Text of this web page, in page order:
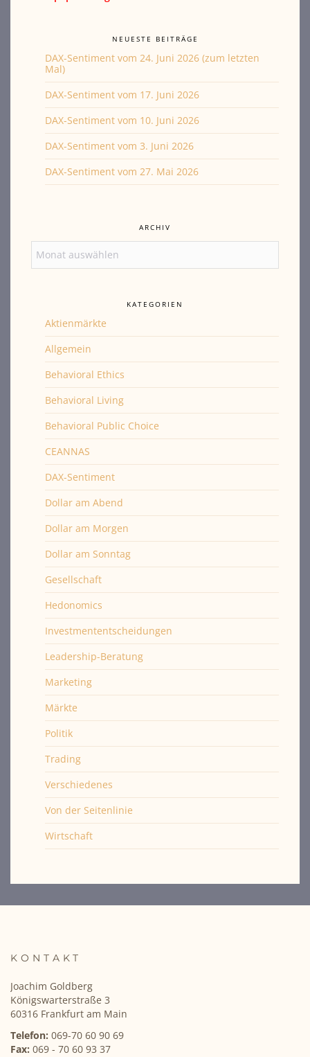
NEUESTE BEITRÄGE
DAX-Sentiment vom 24. Juni 2026 (zum letzten
Mal)
DAX-Sentiment vom 17. Juni 2026
DAX-Sentiment vom 10. Juni 2026
DAX-Sentiment vom 3. Juni 2026
DAX-Sentiment vom 27. Mai 2026
ARCHIV
KATEGORIEN
Aktienmärkte
Allgemein
Behavioral Ethics
Behavioral Living
Behavioral Public Choice
CEANNAS
DAX-Sentiment
Dollar am Abend
Dollar am Morgen
Dollar am Sonntag
Gesellschaft
Hedonomics
Investmententscheidungen
Leadership-Beratung
Marketing
Märkte
Politik
Trading
Verschiedenes
Von der Seitenlinie
Wirtschaft
KONTAKT
Joachim Goldberg
Königswarterstraße 3
60316 Frankfurt am Main
Telefon: 069-70 60 90 69
Fax: 069 - 70 60 93 37